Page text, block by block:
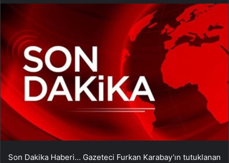
Son Dakika Haberi… Gazeteci Furkan Karabay’ın tutuklanan